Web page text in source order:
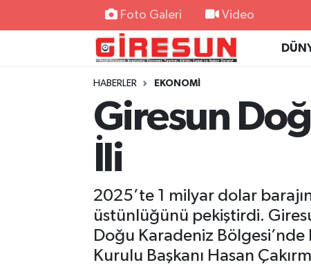
Foto Galeri Video
HABERLER EKONOMİ
Giresun
İli
2025’te 1 milyar dolar
üstünlüğünü pekiştirdi.
Doğu Karadeniz
Kurulu Başkanı Hasan
Hava Durumu
Trafik Durumu
Süper Lig Puan Durumu ve Fikstür
Son Dakika Haberleri
Haber Arşivi